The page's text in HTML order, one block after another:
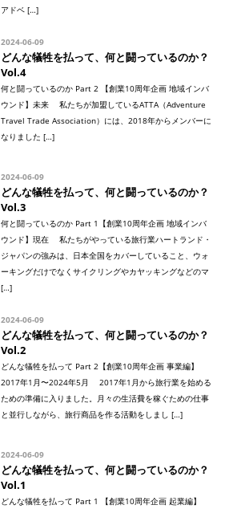
アドベ […]
2024-06-09
どんな犠牲を払って、何と闘っているのか？
Vol.4
何と闘っているのか Part 2 【創業10周年企画 地域インバ
ウンド】未来 私たちが加盟しているATTA（Adventure
Travel Trade Association）には、2018年からメンバーに
なりました […]
2024-06-09
どんな犠牲を払って、何と闘っているのか？
Vol.3
何と闘っているのか Part 1【創業10周年企画 地域インバ
ウンド】現在 私たちがやっている旅行業ハートランド・
ジャパンの強みは、日本全国をカバーしていること、ウォ
ーキングだけでなくサイクリングやカヤッキングなどのマ
[…]
2024-06-09
どんな犠牲を払って、何と闘っているのか？
Vol.2
どんな犠牲を払って Part 2【創業10周年企画 事業編】
2017年1月〜2024年5月 2017年1月から旅行業を始める
ための準備に入りました。月々の生活費を稼ぐための仕事
と並行しながら、旅行商品を作る活動をしまし […]
2024-06-09
どんな犠牲を払って、何と闘っているのか？
Vol.1
どんな犠牲を払って Part 1 【創業10周年企画 起業編】